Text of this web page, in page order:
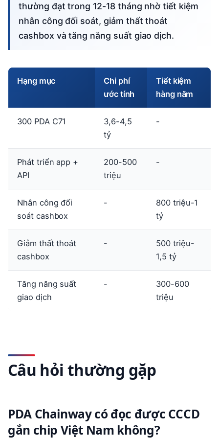
thường đạt trong 12-18 tháng nhờ tiết kiệm
nhân công đối soát, giảm thất thoát
cashbox và tăng năng suất giao dịch.
Hạng mục
Chi phí
ước tính
Tiết kiệm
hàng năm
300 PDA C71
3,6-4,5
tỷ
-
Phát triển app +
API
200-500
triệu
-
Nhân công đối
soát cashbox
-
800 triệu-1
tỷ
Giảm thất thoát
cashbox
-
500 triệu-
1,5 tỷ
Tăng năng suất
giao dịch
-
300-600
triệu
Câu hỏi thường gặp
PDA Chainway có đọc được CCCD
gắn chip Việt Nam không?